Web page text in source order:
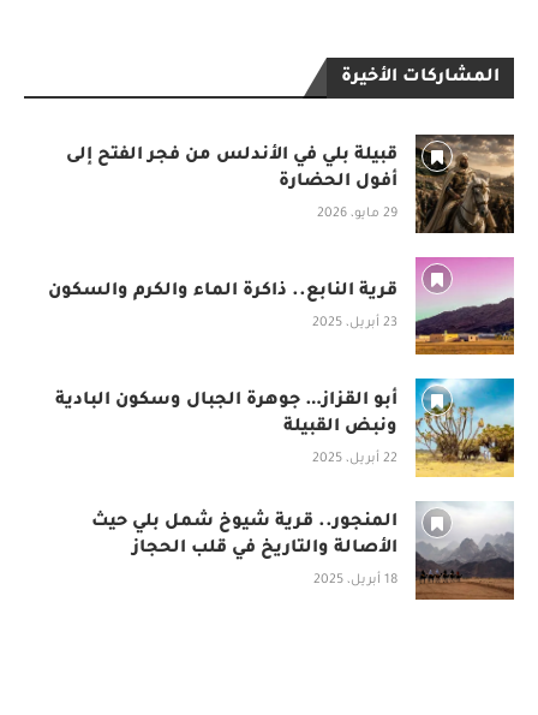
المشاركات الأخيرة
قبيلة بلي في الأندلس من فجر الفتح إلى
أفول الحضارة
29 مايو، 2026
قرية النابع.. ذاكرة الماء والكرم والسكون
23 أبريل، 2025
أبو القزاز… جوهرة الجبال وسكون البادية
ونبض القبيلة
22 أبريل، 2025
المنجور.. قرية شيوخ شمل بلي حيث
الأصالة والتاريخ في قلب الحجاز
18 أبريل، 2025